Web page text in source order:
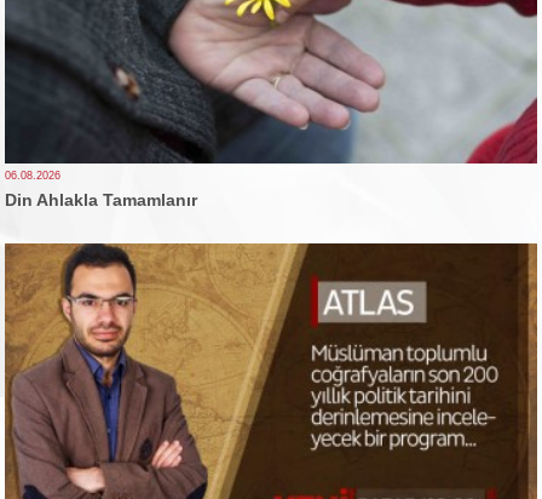
06.08.2026
Din Ahlakla Tamamlanır